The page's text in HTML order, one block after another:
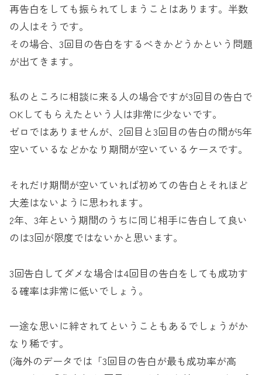
再告白をしても振られてしまうことはあります。半数
の人はそうです。
その場合、3回目の告白をするべきかどうかという問題
が出てきます。
私のところに相談に来る人の場合ですが3回目の告白で
OKしてもらえたという人は非常に少ないです。
ゼロではありませんが、2回目と3回目の告白の間が5年
空いているなどかなり期間が空いているケースです。
それだけ期間が空いていれば初めての告白とそれほど
大差はないように思われます。
2年、3年という期間のうちに同じ相手に告白して良い
のは3回が限度ではないかと思います。
3回告白してダメな場合は4回目の告白をしても成功す
る確率は非常に低いでしょう。
一途な思いに絆されてということもあるでしょうがか
なり稀です。
(海外のデータでは「3回目の告白が最も成功率が高